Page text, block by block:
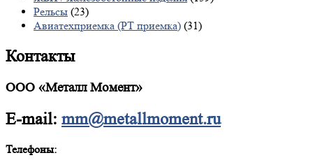
Рельсы (23)
Авиатехприемка (РТ приемка) (31)
Контакты
ООО «Металл Момент»
E-mail: mm@metallmoment.ru
Телефоны: